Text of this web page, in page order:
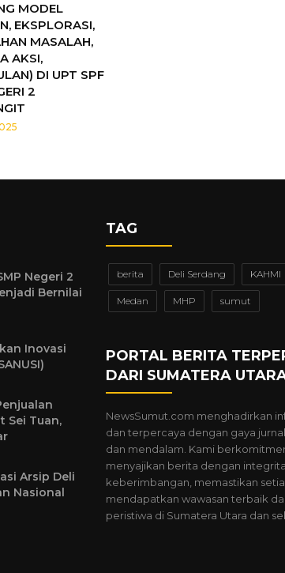
MODEL
EKSPLORASI,
MASALAH,
AKSI,
DI UPT SPF
2
Negeri 2
Bernilai
Inovasi
Sei Tuan,
Arsip Deli
Nasional
TAG
berita Deli Serdang KAHMI
Medan MHP sumut
PORTAL BERITA
DARI SUMATERA
NewsSumut.com menghadirkan
dan terpercaya dengan gaya
dan mendalam. Kami
menyajikan berita dengan
keberimbangan, memastikan
mendapatkan wawasan terbaik
peristiwa di Sumatera Utara dan